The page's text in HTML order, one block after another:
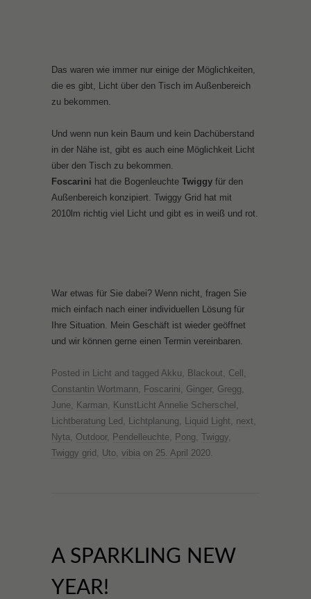
Das waren wie immer nur einige der Möglichkeiten,
die es gibt, Licht über den Tisch im Außenbereich
zu bekommen.
Und wenn nun kein Baum und kein Dachüberstand
in der Nähe ist, gibt es auch eine Möglichkeit Licht
über den Tisch zu bekommen.
Foscarini hat die Bogenleuchte Twiggy für den
Außenbereich konzipiert. Twiggy Grid hat mit
2010lm richtig viel Licht und gibt es in weiß und rot.
War etwas für Sie dabei? Wenn nicht, fragen Sie
mich einfach nach einer individuellen Lösung für
Ihre Situation. Mein Geschäft ist wieder geöffnet
und wir können gerne einen Termin vereinbaren.
Posted in Licht and tagged Akku Blackout Cell
Constantin Wortmann
Foscarini Ginger, Gregg
June
Karman KunstLicht Annelie Scherschel
Lichtberatung Led
Lichtplanung Liquid Light next
Nyta
Outdoor, Pendelleuchte Pong Twiggy
Twiggy grid
Uto vibia on 25. April 2020
A SPARKLING NEW
YEAR!